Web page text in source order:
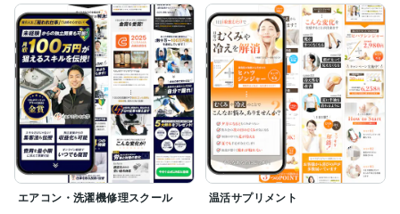
▼ 経歴 ▼
■ JAで営業職を経験後、LP制作の道へ
■ 売れるLP設計を学習しながら現場で制作経験を積む
■ 100件以上のLPを制作後、運営からのスカウトでココ
ナラPROに
■ LP専門のWEB制作会社を設立
■ 現在：全国展開ブランドや業界大手からもLPを受注
どのようなご相談でも親身に対応いたします。
まずはお気軽にご相談ください。
エアコン・洗濯機修理スクール 温活サプリメント